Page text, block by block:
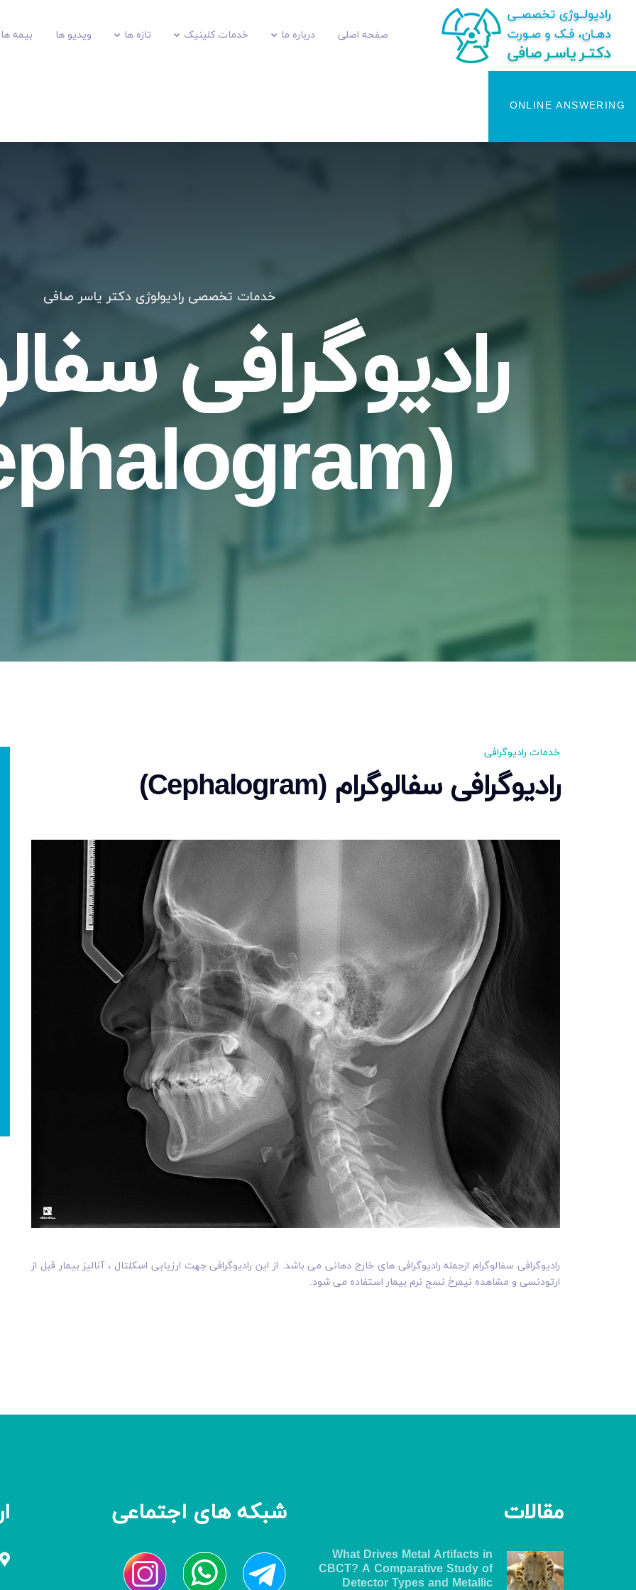
صفحه اصلی درباره ما خدمات کلینیک تازه ها ویدیو ها بیمه
ONLINE ANSWERING
خدمات تخصصی رادیولوژی دکتر یاسر صافی
رادیوگرافی
(Cephalogram)
خدمات رادیوگرافی
رادیوگرافی سفالوگرام (Cephalogram)
رادیوگرافی سفالوگرام ازجمله رادیوگرافی های خارج دهانی می باشد. از این رادیوگرافی جھت ارزیابی اسکلتال ، آنالیز بیمار قبل از
ارتودنسی و مشاھده نیمرخ نسج نرم بیمار استفاده می شود.
مقالات
What Drives Metal Artifacts in
CBCT? A Comparative Study of
Detector Types and Metallic
شبکه های اجتماعی